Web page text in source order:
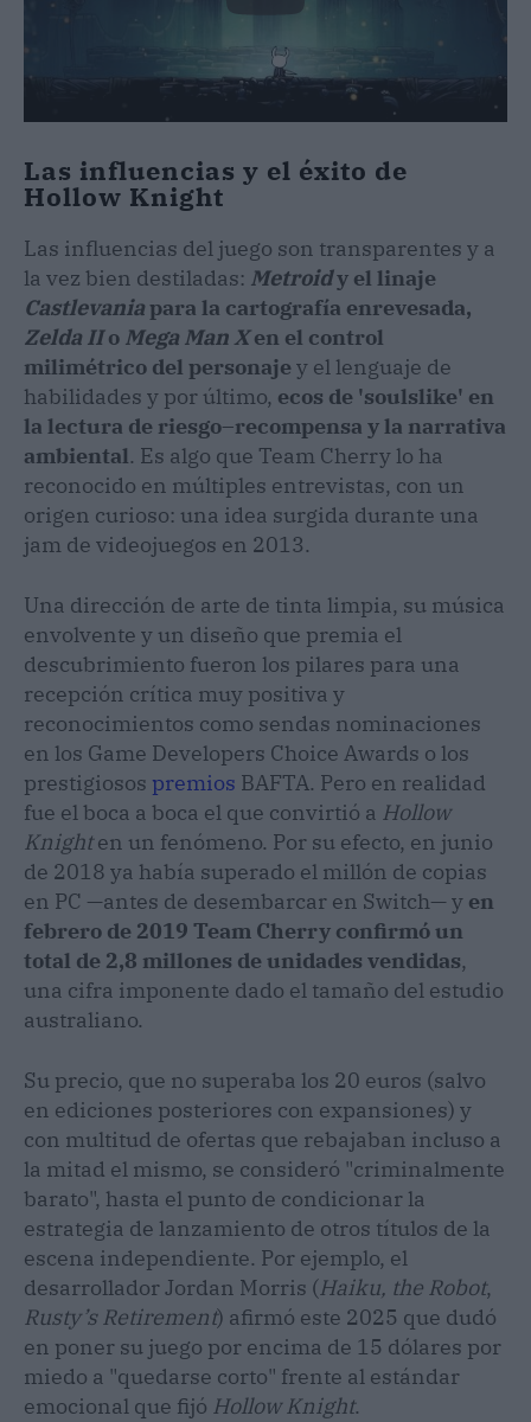
Las influencias y el éxito de
Hollow Knight
Las influencias del juego son transparentes y a
la vez bien destiladas: Metroidy el linaje
Castlevaniapara la cartografía enrevesada,
Zelda IIo Mega Man Xen el control
milimétrico del personajey el lenguaje de
habilidades y por último, ecos de 'soulslike' en
la lectura de riesgo–recompensa y la narrativa
ambiental. Es algo que Team Cherry lo ha
reconocido en múltiples entrevistas, con un
origen curioso: una idea surgida durante una
jam de videojuegos en 2013.
Una dirección de arte de tinta limpia, su música
envolvente y un diseño que premia el
descubrimiento fueron los pilares para una
recepción crítica muy positiva y
reconocimientos como sendas nominaciones
en los Game Developers Choice Awards o los
prestigiosos premios BAFTA. Pero en realidad
fue el boca a boca el que convirtió a Hollow
Knighten un fenómeno. Por su efecto, en junio
de 2018 ya había superado el millón de copias
en PC —antes de desembarcar en Switch— y en
febrero de 2019 Team Cherry confirmó un
total de 2,8 millones de unidades vendidas,
una cifra imponente dado el tamaño del estudio
australiano.
Su precio, que no superaba los 20 euros (salvo
en ediciones posteriores con expansiones) y
con multitud de ofertas que rebajaban incluso a
la mitad el mismo, se consideró "criminalmente
barato", hasta el punto de condicionar la
estrategia de lanzamiento de otros títulos de la
escena independiente. Por ejemplo, el
desarrollador Jordan Morris (Haiku, the Robot,
Rusty’s Retirement) afirmó este 2025 que dudó
en poner su juego por encima de 15 dólares por
miedo a "quedarse corto" frente al estándar
emocional que fijó Hollow Knight.